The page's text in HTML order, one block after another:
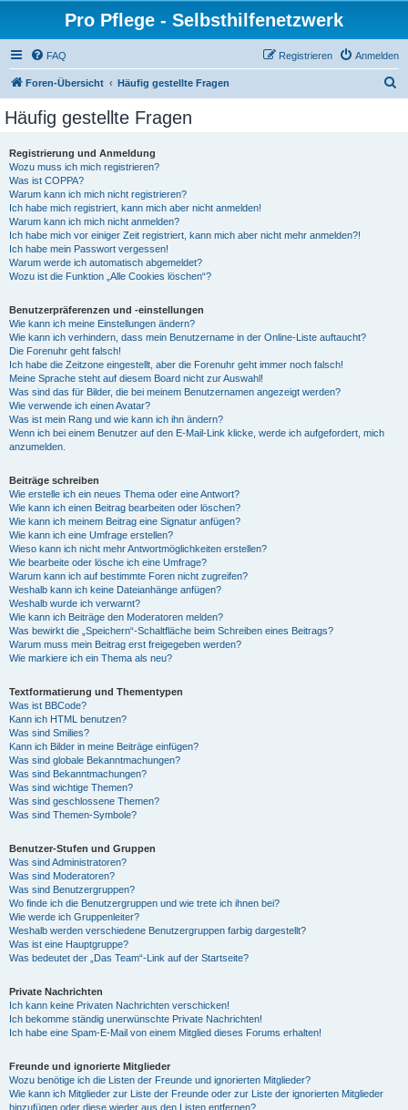
Pro Pflege - Selbsthilfenetzwerk
FAQ Anmelden
Registrieren
Foren-Übersicht Häufig gestellte Fragen
Häufig gestellte Fragen
Registrierung und Anmeldung
Wozu muss ich mich registrieren?
Was ist COPPA?
Warum kann ich mich nicht registrieren?
Ich habe mich registriert, kann mich aber nicht anmelden!
Warum kann ich mich nicht anmelden?
Ich habe mich vor einiger Zeit registriert, kann mich aber nicht mehr anmelden?!
Ich habe mein Passwort vergessen!
Warum werde ich automatisch abgemeldet?
Wozu ist die Funktion „Alle Cookies löschen“?
Benutzerpräferenzen und -einstellungen
Wie kann ich meine Einstellungen ändern?
Wie kann ich verhindern, dass mein Benutzername in der Online-Liste auftaucht?
Die Forenuhr geht falsch!
Ich habe die Zeitzone eingestellt, aber die Forenuhr geht immer noch falsch!
Meine Sprache steht auf diesem Board nicht zur Auswahl!
Was sind das für Bilder, die bei meinem Benutzernamen angezeigt werden?
Wie verwende ich einen Avatar?
Was ist mein Rang und wie kann ich ihn ändern?
Wenn ich bei einem Benutzer auf den E-Mail-Link klicke, werde ich aufgefordert, mich
anzumelden.
Beiträge schreiben
Wie erstelle ich ein neues Thema oder eine Antwort?
Wie kann ich einen Beitrag bearbeiten oder löschen?
Wie kann ich meinem Beitrag eine Signatur anfügen?
Wie kann ich eine Umfrage erstellen?
Wieso kann ich nicht mehr Antwortmöglichkeiten erstellen?
Wie bearbeite oder lösche ich eine Umfrage?
Warum kann ich auf bestimmte Foren nicht zugreifen?
Weshalb kann ich keine Dateianhänge anfügen?
Weshalb wurde ich verwarnt?
Wie kann ich Beiträge den Moderatoren melden?
Was bewirkt die „Speichern“-Schaltfläche beim Schreiben eines Beitrags?
Warum muss mein Beitrag erst freigegeben werden?
Wie markiere ich ein Thema als neu?
Textformatierung und Thementypen
Was ist BBCode?
Kann ich HTML benutzen?
Was sind Smilies?
Kann ich Bilder in meine Beiträge einfügen?
Was sind globale Bekanntmachungen?
Was sind Bekanntmachungen?
Was sind wichtige Themen?
Was sind geschlossene Themen?
Was sind Themen-Symbole?
Benutzer-Stufen und Gruppen
Was sind Administratoren?
Was sind Moderatoren?
Was sind Benutzergruppen?
Wo finde ich die Benutzergruppen und wie trete ich ihnen bei?
Wie werde ich Gruppenleiter?
Weshalb werden verschiedene Benutzergruppen farbig dargestellt?
Was ist eine Hauptgruppe?
Was bedeutet der „Das Team“-Link auf der Startseite?
Private Nachrichten
Ich kann keine Privaten Nachrichten verschicken!
Ich bekomme ständig unerwünschte Private Nachrichten!
Ich habe eine Spam-E-Mail von einem Mitglied dieses Forums erhalten!
Freunde und ignorierte Mitglieder
Wozu benötige ich die Listen der Freunde und ignorierten Mitglieder?
Wie kann ich Mitglieder zur Liste der Freunde oder zur Liste der ignorierten Mitglieder
hinzufügen oder diese wieder aus den Listen entfernen?